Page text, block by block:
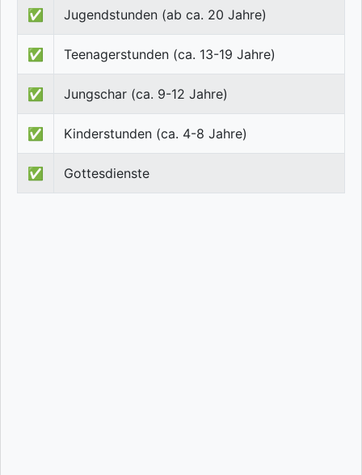
✅ Jugendstunden (ab ca. 20 Jahre)
✅ Teenagerstunden (ca. 13-19 Jahre)
✅ Jungschar (ca. 9-12 Jahre)
✅ Kinderstunden (ca. 4-8 Jahre)
✅ Gottesdienste